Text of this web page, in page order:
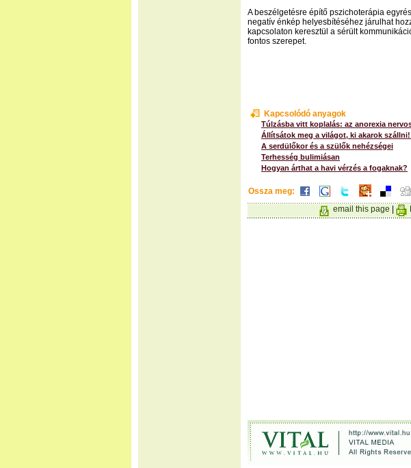
A beszélgetésre építő pszichoterápia
negatív énkép helyesbítéséhez járulhat
kapcsolaton keresztül a sérült
fontos szerepet.
Kapcsolódó anyagok
Túlzásba vitt koplalás: az anorexia
Állítsátok meg a világot, ki akarok
A serdülőkor és a szülők nehézségei
Terhesség bulimiásan
Hogyan árthat a havi vérzés a fogaknak?
Ossza meg:
email this page